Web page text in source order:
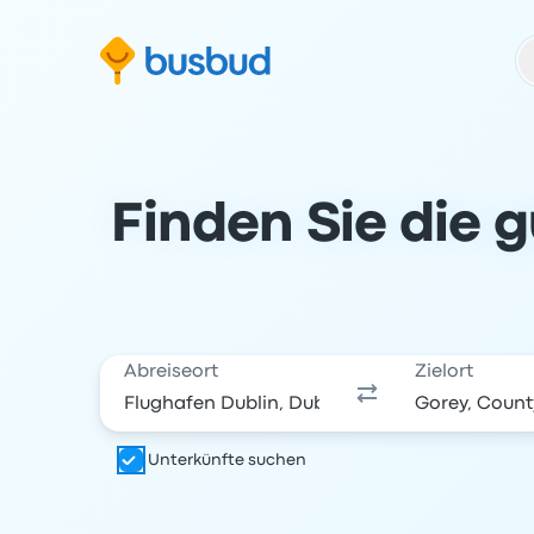
Finden Sie die
Abreiseort Zielort
Unterkünfte suchen